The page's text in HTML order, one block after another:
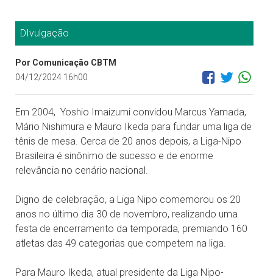
DIvulgação
Por Comunicação CBTM
04/12/2024 16h00
Em 2004, Yoshio Imaizumi convidou Marcus Yamada,
Mário Nishimura e Mauro Ikeda para fundar uma liga de
tênis de mesa. Cerca de 20 anos depois, a Liga-Nipo
Brasileira é sinônimo de sucesso e de enorme
relevância no cenário nacional.
Digno de celebração, a Liga Nipo comemorou os 20
anos no último dia 30 de novembro, realizando uma
festa de encerramento da temporada, premiando 160
atletas das 49 categorias que competem na liga.
Para Mauro Ikeda, atual presidente da Liga Nipo-